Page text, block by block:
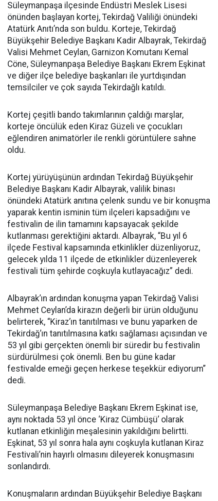
Süleymanpaşa ilçesinde Endüstri Meslek Lisesi
önünden başlayan kortej, Tekirdağ Valiliği önündeki
Atatürk Anıtı’nda son buldu. Korteje, Tekirdağ
Büyükşehir Belediye Başkanı Kadir Albayrak, Tekirdağ
Valisi Mehmet Ceylan, Garnizon Komutanı Kemal
Cöne, Süleymanpaşa Belediye Başkanı Ekrem Eşkinat
ve diğer ilçe belediye başkanları ile yurtdışından
temsilciler ve çok sayıda Tekirdağlı katıldı.
Kortej çeşitli bando takımlarının çaldığı marşlar,
korteje öncülük eden Kiraz Güzeli ve çocukları
eğlendiren animatörler ile renkli görüntülere sahne
oldu.
Kortej yürüyüşünün ardından Tekirdağ Büyükşehir
Belediye Başkanı Kadir Albayrak, valilik binası
önündeki Atatürk anıtına çelenk sundu ve bir konuşma
yaparak kentin isminin tüm ilçeleri kapsadığını ve
festivalin de ilin tamamını kapsayacak şekilde
kutlanması gerektiğini aktardı. Albayrak, “Bu yıl 6
ilçede Festival kapsamında etkinlikler düzenliyoruz,
gelecek yılda 11 ilçede de etkinlikler düzenleyerek
festivali tüm şehirde coşkuyla kutlayacağız” dedi.
Albayrak’ın ardından konuşma yapan Tekirdağ Valisi
Mehmet Ceylan’da kirazın değerli bir ürün olduğunu
belirterek, “Kiraz’ın tanıtılması ve bunu yaparken de
Tekirdağ’ın tanıtılmasına katkı sağlaması açısından ve
53 yıl gibi gerçekten önemli bir süredir bu festivalin
sürdürülmesi çok önemli. Ben bu güne kadar
festivalde emeği geçen herkese teşekkür ediyorum”
dedi.
Süleymanpaşa Belediye Başkanı Ekrem Eşkinat ise,
aynı noktada 53 yıl önce ‘Kiraz Cümbüşü’ olarak
kutlanan etkinliğin meşalesinin yakıldığını belirtti.
Eşkinat, 53 yıl sonra hala aynı coşkuyla kutlanan Kiraz
Festivali’nin hayırlı olmasını dileyerek konuşmasını
sonlandırdı.
Konuşmaların ardından Büyükşehir Belediye Başkanı